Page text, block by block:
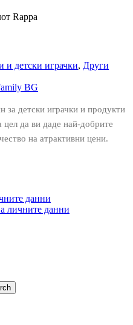
Rappa
и детски играчки, Други
за детски играчки и продукти
цел да ви даде най-добрите
на атрактивни цени.
данни
личните данни